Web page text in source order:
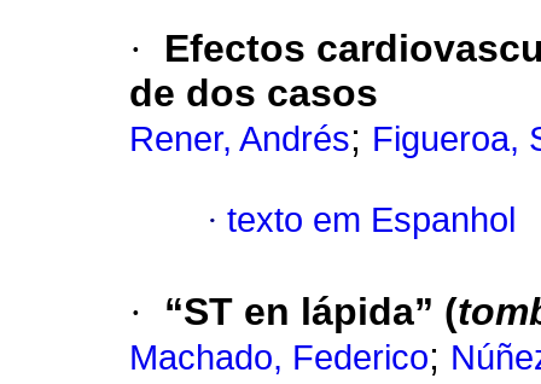
·
Efectos
de dos casos
Rener, Andrés; Figueroa,
· texto em Espanhol
· “ST en lápida” (
Machado, Federico;